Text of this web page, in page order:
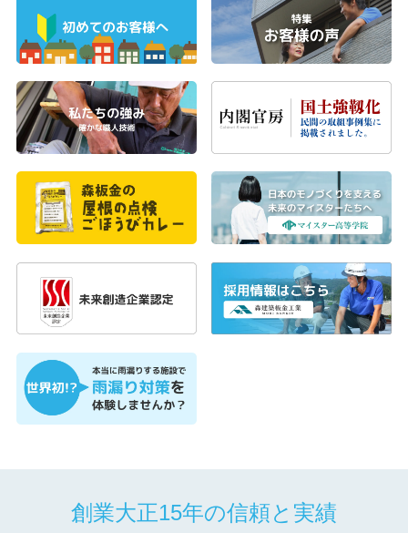
創業大正15年の信頼と実績